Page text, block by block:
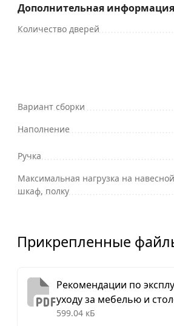
Дополнительная информация
Количество дверей
Вариант сборки
Наполнение
Ручка
Максимальная нагрузка на навесной
шкаф, полку
Прикрепленные
Рекомендации по
уходу за мебелью и
599.04 кБ